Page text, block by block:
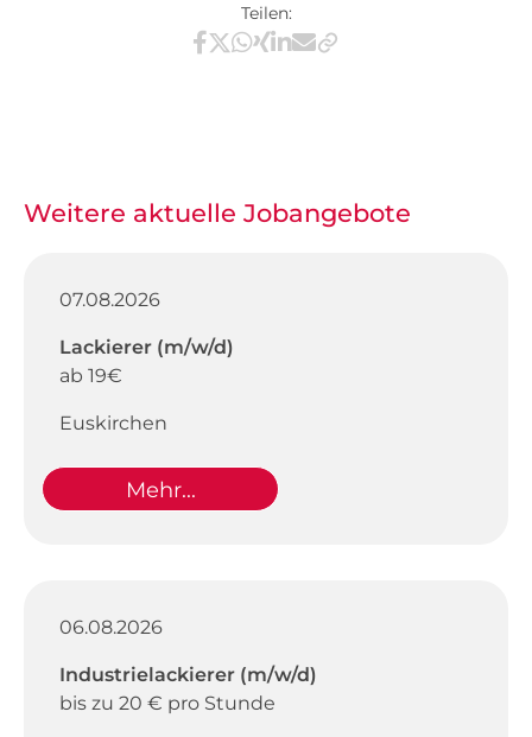
Teilen:
Teilen via Facebook
Teilen via X / Twitter
Teilen via WhatsApp
Teilen via Xing
Teilen via LinkedIn
Teilen via E-Mail
Weitere aktuelle Jobangebote
07.08.2026
Lackierer (m/w/d)
ab 19€
Euskirchen
Mehr...
06.08.2026
Industrielackierer (m/w/d)
bis zu 20 € pro Stunde